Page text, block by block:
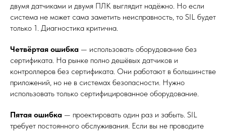
двумя датчиками и двумя ПЛК выглядит надёжно. Но если
система не может сама заметить неисправность, то SIL будет
только 1. Диагностика критична.
Четвёртая ошибка — использовать оборудование без
сертификата. На рынке полно дешёвых датчиков и
контроллеров без сертификата. Они работают в большинстве
приложений, но не в системах безопасности. Нужно
использовать только сертифицированное оборудование.
Пятая ошибка — проектировать один раз и забыть. SIL
требует постоянного обслуживания. Если вы не проводите